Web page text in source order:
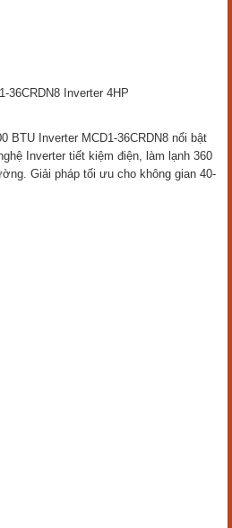
36CRDN8 Inverter 4HP
BTU Inverter MCD1-36CRDN8 nổi bật
Inverter tiết kiệm điện, làm lạnh 360
Giải pháp tối ưu cho không gian 40-